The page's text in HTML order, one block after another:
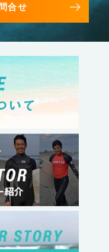
合せ